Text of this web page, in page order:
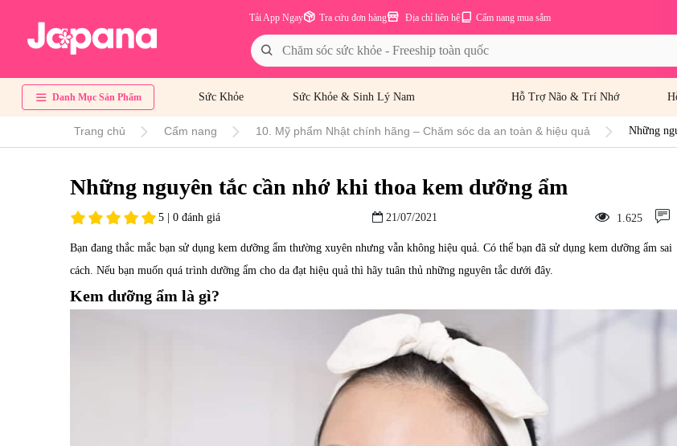
Cẩm nang mua sắm
Địa chỉ liên hệ
Tra cứu đơn hàng
Tải App Ngay
Danh Mục Sản Phẩm Sức Khỏe Sức Khỏe & Sinh Lý Nam Hỗ Trợ Não & Trí Nhớ
Trang chủ Cẩm nang 10. Mỹ phẩm Nhật chính hãng – Chăm sóc da an toàn & hiệu quả Những
Những nguyên tắc cần nhớ khi thoa kem dưỡng ẩm
5 | 0 đánh giá 21/07/2021 1.625
Bạn đang thắc mắc bạn sử dụng kem dưỡng ẩm thường xuyên nhưng vẫn không hiệu quả. Có thể bạn đã sử dụng kem dưỡng ẩm sai
cách. Nếu bạn muốn quá trình dưỡng ẩm cho da đạt hiệu quả thì hãy tuân thủ những nguyên tắc dưới đây.
Kem dưỡng ẩm là gì?